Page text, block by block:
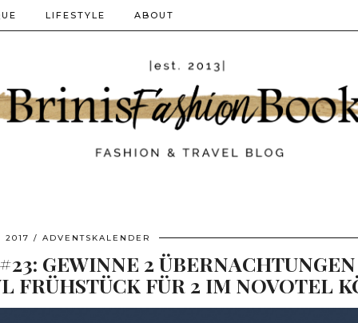
LIFESTYLE ABOUT
2017 ADVENTSKALENDER
GEWINNE 2
FRÜHSTÜCK FÜR 2 IM NOVOTEL